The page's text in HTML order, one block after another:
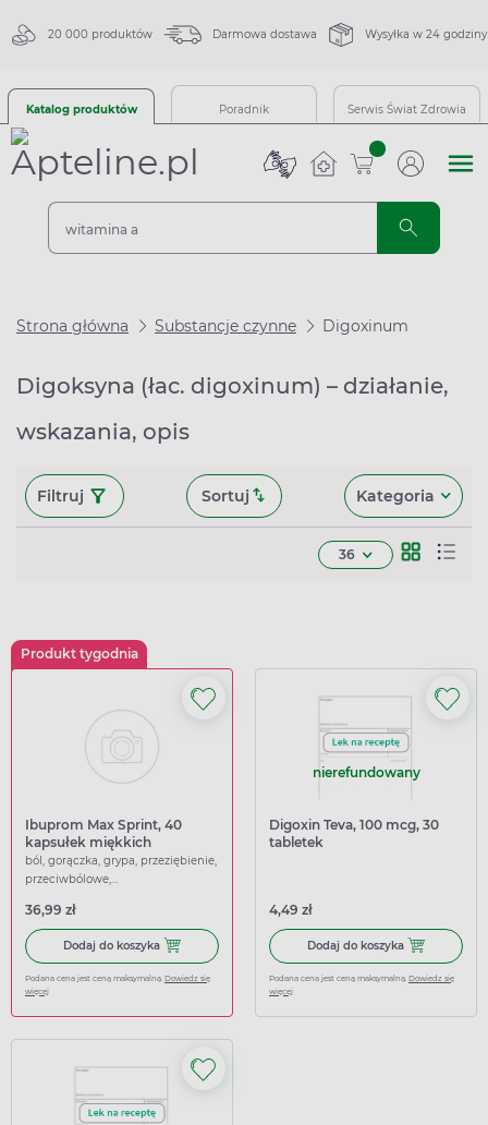
20 000 produktów Darmowa dostawa Wysyłka w 24 godziny
Katalog produktów Poradnik Serwis Świat Zdrowia
sztuk
Strona główna Substancje czynne Digoxinum
Digoksyna (łac. digoxinum) – działanie,
wskazania, opis
Filtruj Sortuj Kategoria
36
Produkt tygodnia
Ibuprom Max Sprint, 40
kapsułek miękkich
ból, gorączka, grypa, przeziębienie,
przeciwbólowe,
36,99 zł
Dodaj do koszyka Dodaj do koszyka Ibuprom Max Sprint, 40 kapsułek
Podana cena jest ceną maksymalną. Dowiedz się
więcej
nierefundowany
Digoxin Teva, 100 mcg, 30
tabletek
4,49 zł
Dodaj do koszyka Dodaj do
Podana cena jest ceną maksymalną. Dowiedz się
więcej